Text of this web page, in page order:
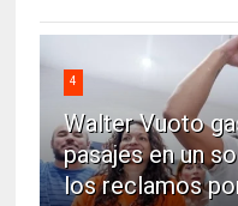
4
Walter Vuoto
pasajes en un
los reclamos